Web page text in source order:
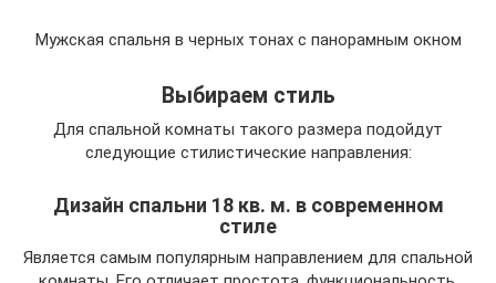
Мужская спальня в черных тонах с панорамным окном
Выбираем стиль
Для спальной комнаты такого размера подойдут
следующие стилистические направления:
Дизайн спальни 18 кв. м. в современном
стиле
Является самым популярным направлением для спальной